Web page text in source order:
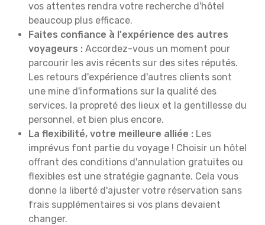
vos attentes rendra votre recherche d'hôtel
beaucoup plus efficace.
Faites confiance à l'expérience des autres
voyageurs : Accordez-vous un moment pour
parcourir les avis récents sur des sites réputés.
Les retours d'expérience d'autres clients sont
une mine d'informations sur la qualité des
services, la propreté des lieux et la gentillesse du
personnel, et bien plus encore.
La flexibilité, votre meilleure alliée : Les
imprévus font partie du voyage ! Choisir un hôtel
offrant des conditions d'annulation gratuites ou
flexibles est une stratégie gagnante. Cela vous
donne la liberté d'ajuster votre réservation sans
frais supplémentaires si vos plans devaient
changer.